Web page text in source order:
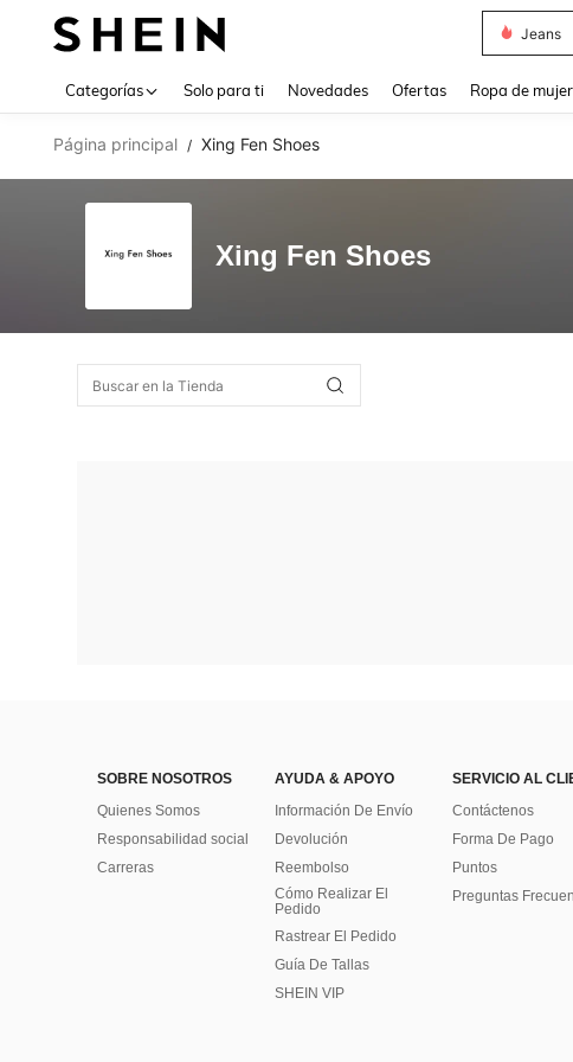
Jeans
Categorías Solo para ti Novedades Ofertas Ropa de mujer
Página principal / Xing Fen Shoes
Xing Fen Shoes
SOBRE NOSOTROS
Quienes Somos
Responsabilidad social
Carreras
AYUDA & APOYO
Información De Envío
Devolución
Reembolso
Cómo Realizar El
Pedido
Rastrear El Pedido
Guía De Tallas
SHEIN VIP
SERVICIO AL
Contáctenos
Forma De Pago
Puntos
Preguntas